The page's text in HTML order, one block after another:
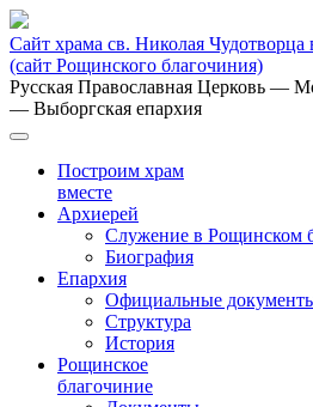
Сайт храма св. Николая
(сайт Рощинского благочиния)
Русская Православная Церковь —
— Выборгская епархия
Построим храм
вместе
Архиерей
Служение в Рощинском
Биография
Епархия
Официальные
Структура
История
Рощинское
благочиние